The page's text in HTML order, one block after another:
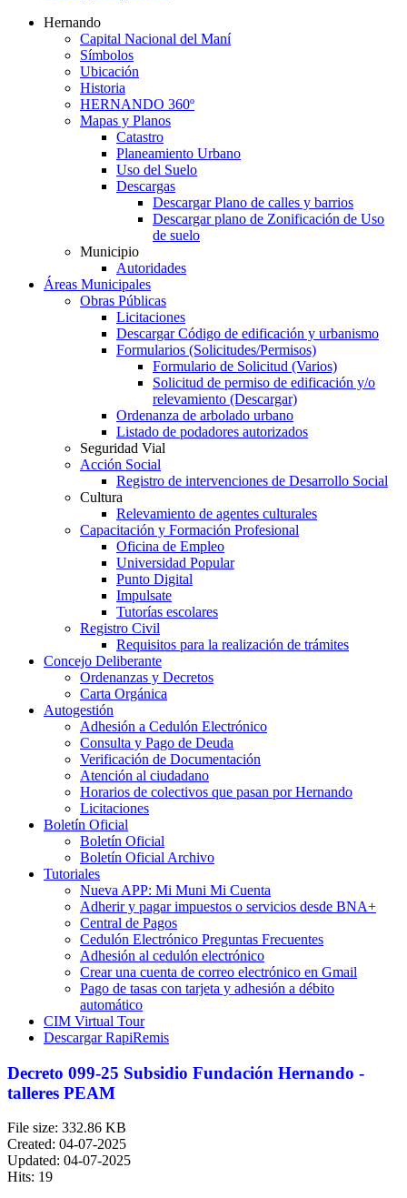
Hernando
Capital Nacional del Maní
Símbolos
Ubicación
Historia
HERNANDO 360º
Mapas y Planos
Catastro
Planeamiento Urbano
Uso del Suelo
Descargas
Descargar Plano de calles y barrios
Descargar plano de Zonificación de Uso
de suelo
Municipio
Autoridades
Áreas Municipales
Obras Públicas
Licitaciones
Descargar Código de edificación y urbanismo
Formularios (Solicitudes/Permisos)
Formulario de Solicitud (Varios)
Solicitud de permiso de edificación y/o
relevamiento (Descargar)
Ordenanza de arbolado urbano
Listado de podadores autorizados
Seguridad Vial
Acción Social
Registro de intervenciones de Desarrollo Social
Cultura
Relevamiento de agentes culturales
Capacitación y Formación Profesional
Oficina de Empleo
Universidad Popular
Punto Digital
Impulsate
Tutorías escolares
Registro Civil
Requisitos para la realización de trámites
Concejo Deliberante
Ordenanzas y Decretos
Carta Orgánica
Autogestión
Adhesión a Cedulón Electrónico
Consulta y Pago de Deuda
Verificación de Documentación
Atención al ciudadano
Horarios de colectivos que pasan por Hernando
Licitaciones
Boletín Oficial
Boletín Oficial
Boletín Oficial Archivo
Tutoriales
Nueva APP: Mi Muni Mi Cuenta
Adherir y pagar impuestos o servicios desde BNA+
Central de Pagos
Cedulón Electrónico Preguntas Frecuentes
Adhesión al cedulón electrónico
Crear una cuenta de correo electrónico en Gmail
Pago de tasas con tarjeta y adhesión a débito
automático
CIM Virtual Tour
Descargar RapiRemis
Decreto 099-25 Subsidio Fundación Hernando -
talleres PEAM
File size: 332.86 KB
Created: 04-07-2025
Updated: 04-07-2025
Hits: 19